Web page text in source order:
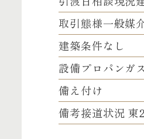
取引態様一般媒
建築条件なし
設備プロパンガ
備え付け
備考接道状況 東